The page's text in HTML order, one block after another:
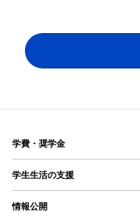
学費・奨学金
学生生活の支援
情報公開